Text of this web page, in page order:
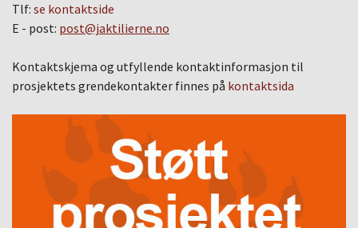
Tlf: se kontaktside
E - post: post@jaktilierne.no
Kontaktskjema og utfyllende kontaktinformasjon til
prosjektets grendekontakter finnes på kontaktsida